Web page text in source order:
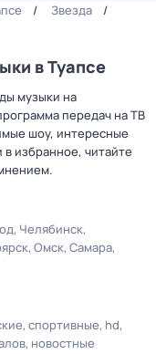
Звезда
в Туапсе
музыки на
передач на ТВ
шоу, интересные
избранное, читайте
Челябинск
Омск Самара
спортивные hd
новостные